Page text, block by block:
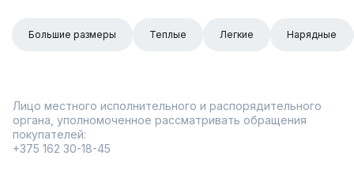
Большие размеры Теплые Легкие Нарядные
Лицо местного исполнительного и распорядительного
органа, уполномоченное рассматривать обращения
покупателей:
+375 162 30-18-45